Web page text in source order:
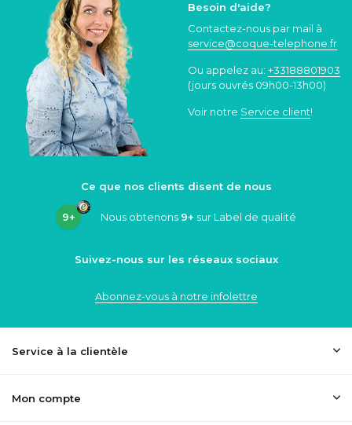
Besoin d'aide?
Contactez-nous par mail à
service@coque-telephone.fr
Ou appelez au: +33188801903
(jours ouvrés 09h00-13h00)
Voir notre Service client!
Ce que nos clients disent de nous
9+ Nous obtenons 9+ sur Label de qualité
Suivez-nous sur les réseaux sociaux
Abonnez-vous à notre infolettre
Service à la clientèle
Mon compte